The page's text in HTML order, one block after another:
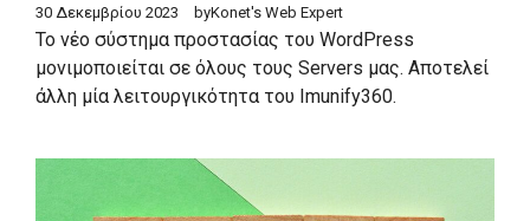
30 Δεκεμβρίου 2023 byKonet's Web Expert
Το νέο σύστημα προστασίας του WordPress
μονιμοποιείται σε όλους τους Servers μας. Αποτελεί
άλλη μία λειτουργικότητα του Imunify360.